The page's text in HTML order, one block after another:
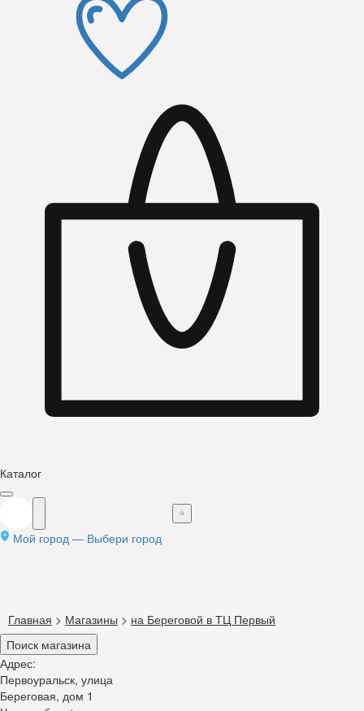
Каталог
Мой город — Выбери город
Главная > Магазины > на Береговой в ТЦ Первый
Поиск магазина
Адрес:
Первоуральск, улица
Береговая, дом 1